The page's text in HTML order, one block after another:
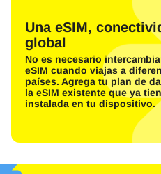
Una eSIM,
global
No es necesario
eSIM cuando viajas a
países. Agrega tu plan de
la eSIM existente que ya
instalada en tu dispositivo.